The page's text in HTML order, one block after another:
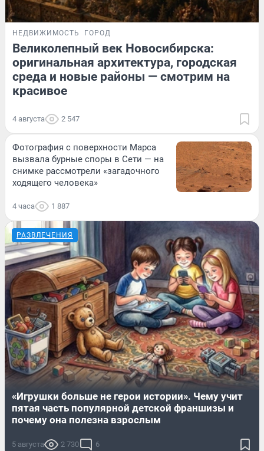
НЕДВИЖИМОСТЬ ГОРОД
Великолепный век Новосибирска:
оригинальная архитектура, городская
среда и новые районы — смотрим на
красивое
4 августа 2 547
Фотография с поверхности Марса
вызвала бурные споры в Сети — на
снимке рассмотрели «загадочного
ходящего человека»
4 часа 1 887
РАЗВЛЕЧЕНИЯ
«Игрушки больше не герои истории». Чему учит
пятая часть популярной детской франшизы и
почему она полезна взрослым
5 августа 2 730 6